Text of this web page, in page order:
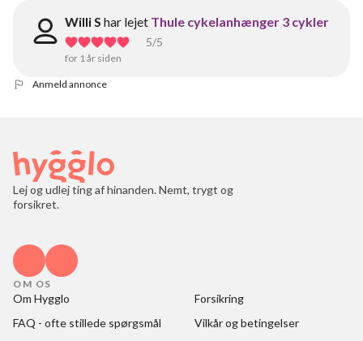
Willi S har lejet Thule cykelanhænger 3 cykler
5/5
for 1 år siden
Anmeld annonce
Lej og udlej ting af hinanden. Nemt, trygt og
forsikret.
OM OS
Om Hygglo
Forsikring
FAQ - ofte stillede spørgsmål
Vilkår og betingelser